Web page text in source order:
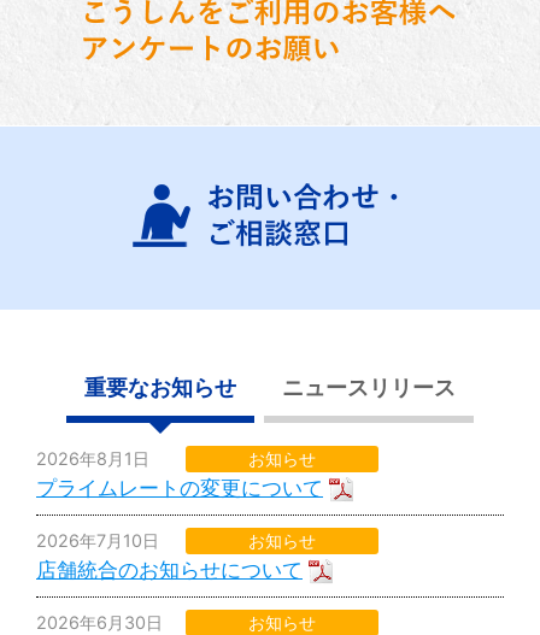
重要なお知らせ ニュースリリース
2026年8月1日 お知らせ
プライムレートの変更について
2026年7月10日 お知らせ
店舗統合のお知らせについて
2026年6月30日 お知らせ